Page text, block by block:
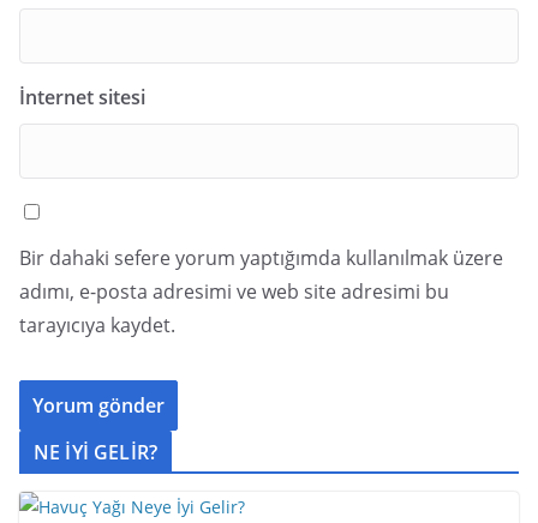
İnternet sitesi
Bir dahaki sefere yorum yaptığımda kullanılmak üzere
adımı, e-posta adresimi ve web site adresimi bu
tarayıcıya kaydet.
NE İYİ GELİR?